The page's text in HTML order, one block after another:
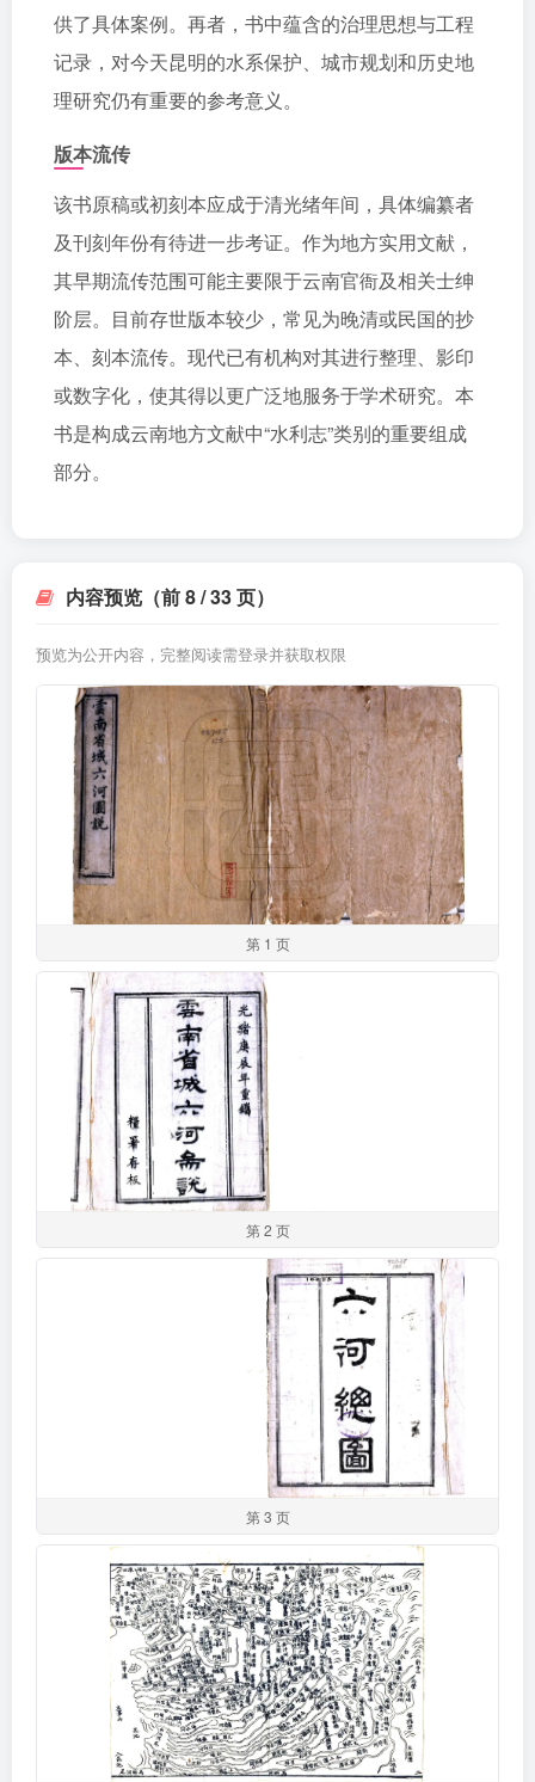
供了具体案例。再者，书中蕴含的治理思想与工程
记录，对今天昆明的水系保护、城市规划和历史地
理研究仍有重要的参考意义。
版本流传
该书原稿或初刻本应成于清光绪年间，具体编纂者
及刊刻年份有待进一步考证。作为地方实用文献，
其早期流传范围可能主要限于云南官衙及相关士绅
阶层。目前存世版本较少，常见为晚清或民国的抄
本、刻本流传。现代已有机构对其进行整理、影印
或数字化，使其得以更广泛地服务于学术研究。本
书是构成云南地方文献中“水利志”类别的重要组成
部分。
内容预览（前 8 / 33 页）
预览为公开内容，完整阅读需登录并获取权限
第 1 页
第 2 页
第 3 页